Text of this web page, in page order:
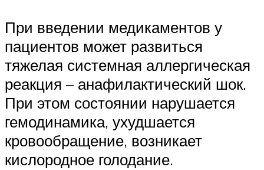
При введении медикаментов у
пациентов может развиться
тяжелая системная аллергическая
реакция – анафилактический шок.
При этом состоянии нарушается
гемодинамика, ухудшается
кровообращение, возникает
кислородное голодание.